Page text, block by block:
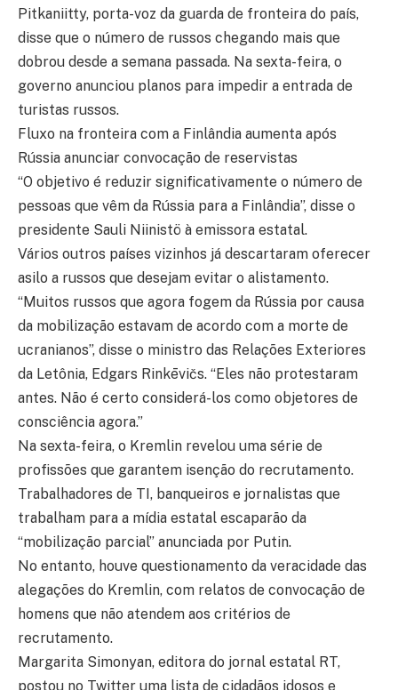
Pitkaniitty, porta-voz da guarda de fronteira do país,
disse que o número de russos chegando mais que
dobrou desde a semana passada. Na sexta-feira, o
governo anunciou planos para impedir a entrada de
turistas russos.
Fluxo na fronteira com a Finlândia aumenta após
Rússia anunciar convocação de reservistas
“O objetivo é reduzir significativamente o número de
pessoas que vêm da Rússia para a Finlândia”, disse o
presidente Sauli Niinistö à emissora estatal.
Vários outros países vizinhos já descartaram oferecer
asilo a russos que desejam evitar o alistamento.
“Muitos russos que agora fogem da Rússia por causa
da mobilização estavam de acordo com a morte de
ucranianos”, disse o ministro das Relações Exteriores
da Letônia, Edgars Rinkēvičs. “Eles não protestaram
antes. Não é certo considerá-los como objetores de
consciência agora.”
Na sexta-feira, o Kremlin revelou uma série de
profissões que garantem isenção do recrutamento.
Trabalhadores de TI, banqueiros e jornalistas que
trabalham para a mídia estatal escaparão da
“mobilização parcial” anunciada por Putin.
No entanto, houve questionamento da veracidade das
alegações do Kremlin, com relatos de convocação de
homens que não atendem aos critérios de
recrutamento.
Margarita Simonyan, editora do jornal estatal RT,
postou no Twitter uma lista de cidadãos idosos e